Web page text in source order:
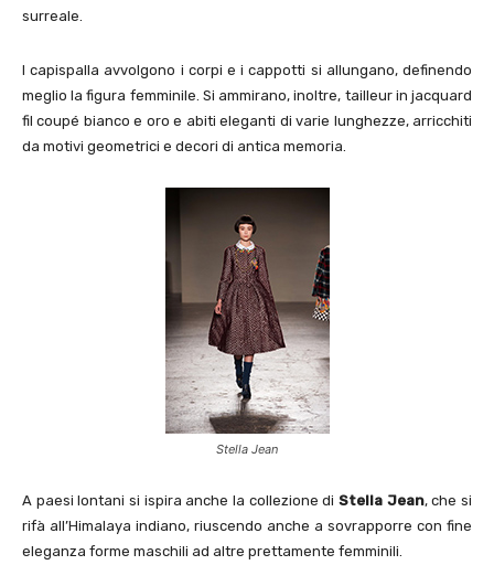
surreale.
I capispalla avvolgono i corpi e i cappotti si allungano, definendo
meglio la figura femminile. Si ammirano, inoltre, tailleur in jacquard
fil coupé bianco e oro e abiti eleganti di varie lunghezze, arricchiti
da motivi geometrici e decori di antica memoria.
Stella Jean
A paesi lontani si ispira anche la collezione di Stella Jean, che si
rifà all’Himalaya indiano, riuscendo anche a sovrapporre con fine
eleganza forme maschili ad altre prettamente femminili.